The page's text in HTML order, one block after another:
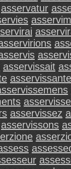
asservatur
asservissait
asservissez
asservissons